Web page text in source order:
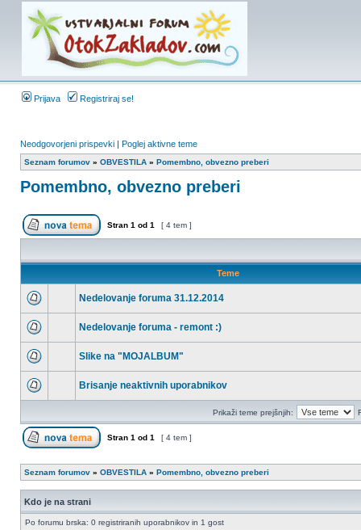
Prijava Registriraj se!
Neodgovorjeni prispevki | Poglej aktivne teme
Seznam forumov » OBVESTILA » Pomembno, obvezno preberi
Pomembno, obvezno preberi
Stran 1 od 1 [ 4 tem ]
Teme
Nedelovanje foruma 31.12.2014
Nedelovanje foruma - remont :)
Slike na "MOJALBUM"
Brisanje neaktivnih uporabnikov
Prikaži teme prejšnjih:
Stran 1 od 1 [ 4 tem ]
Seznam forumov » OBVESTILA » Pomembno, obvezno preberi
Kdo je na strani
Po forumu brska: 0 registriranih uporabnikov in 1 gost